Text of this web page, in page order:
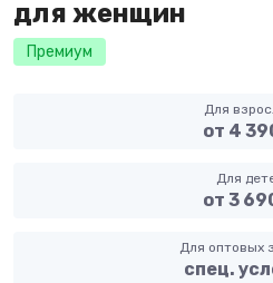
для женщин
Премиум
Для
от 4
Для
от 3
Для оптовых
спец.